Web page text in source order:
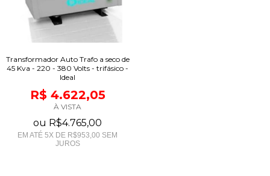
Transformador Auto Trafo a seco de
45 Kva - 220 - 380 Volts - trifásico -
Ideal
R$ 4.622,05
À VISTA
ou R$4.765,00
EM ATÉ 5X DE R$953,00 SEM
JUROS